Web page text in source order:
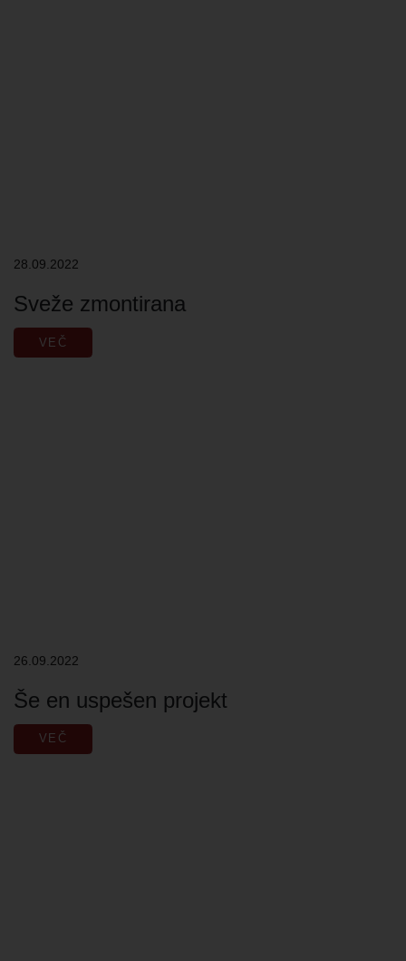
28.09.2022
Sveže zmontirana
VEČ
26.09.2022
Še en uspešen projekt
VEČ